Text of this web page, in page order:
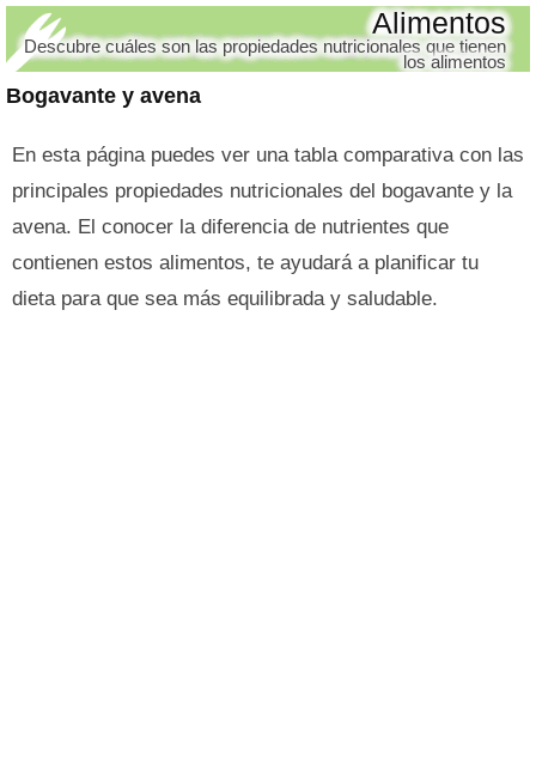
Bogavante y avena
Alimentos
Descubre cuáles son las propiedades nutricionales que tienen
los alimentos
En esta página puedes ver una tabla comparativa con las
principales propiedades nutricionales del bogavante y la
avena. El conocer la diferencia de nutrientes que
contienen estos alimentos, te ayudará a planificar tu
dieta para que sea más equilibrada y saludable.